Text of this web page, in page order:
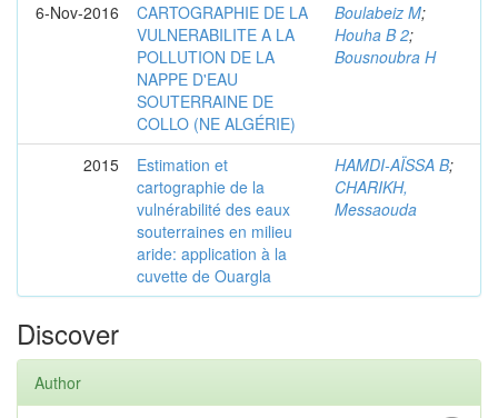
6-Nov-2016
CARTOGRAPHIE DE LA
VULNERABILITE A LA
POLLUTION DE LA
NAPPE D'EAU
SOUTERRAINE DE
COLLO (NE ALGÉRIE)
Boulabeiz M;
Houha B 2;
Bousnoubra H
2015
Estimation et
cartographie de la
vulnérabilité des eaux
souterraines en milieu
aride: application à la
cuvette de Ouargla
HAMDI-AÏSSA B;
CHARIKH,
Messaouda
Discover
Author